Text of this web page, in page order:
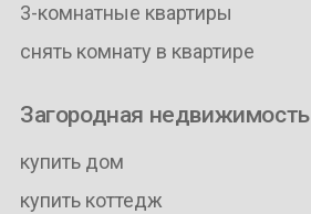
3-комнатные квартиры
снять комнату в квартире
Загородная недвижимость
купить дом
купить коттедж